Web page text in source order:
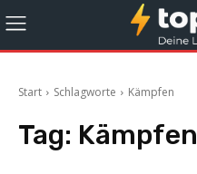
Start Schlagworte Kämpfen
Tag: Kämpfen